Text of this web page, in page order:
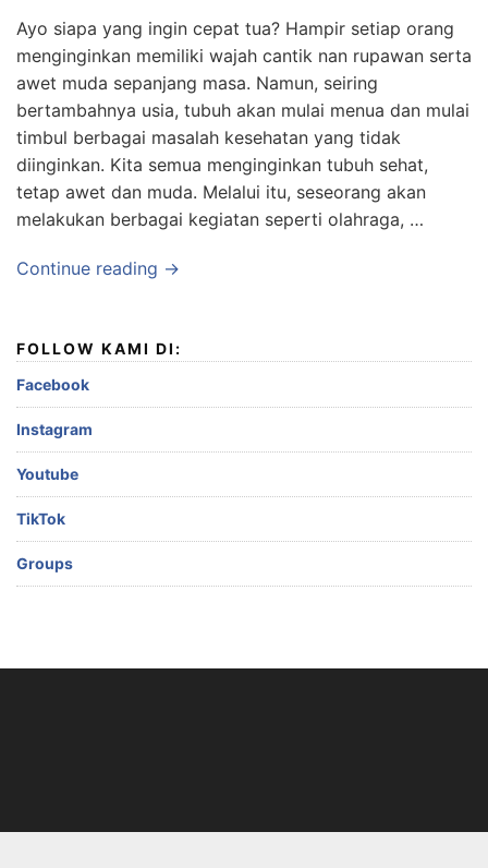
Ayo siapa yang ingin cepat tua? Hampir setiap orang
menginginkan memiliki wajah cantik nan rupawan serta
awet muda sepanjang masa. Namun, seiring
bertambahnya usia, tubuh akan mulai menua dan mulai
timbul berbagai masalah kesehatan yang tidak
diinginkan. Kita semua menginginkan tubuh sehat,
tetap awet dan muda. Melalui itu, seseorang akan
melakukan berbagai kegiatan seperti olahraga, …
Continue reading →
FOLLOW KAMI DI:
Facebook
Instagram
Youtube
TikTok
Groups